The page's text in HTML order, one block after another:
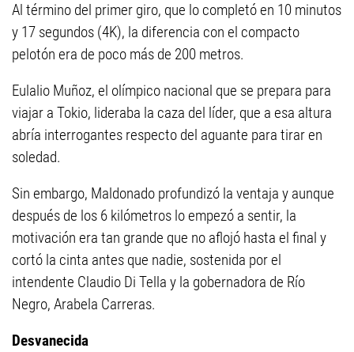
Al término del primer giro, que lo completó en 10 minutos
y 17 segundos (4K), la diferencia con el compacto
pelotón era de poco más de 200 metros.
Eulalio Muñoz, el olímpico nacional que se prepara para
viajar a Tokio, lideraba la caza del líder, que a esa altura
abría interrogantes respecto del aguante para tirar en
soledad.
Sin embargo, Maldonado profundizó la ventaja y aunque
después de los 6 kilómetros lo empezó a sentir, la
motivación era tan grande que no aflojó hasta el final y
cortó la cinta antes que nadie, sostenida por el
intendente Claudio Di Tella y la gobernadora de Río
Negro, Arabela Carreras.
Desvanecida